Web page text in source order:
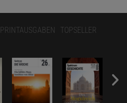
PRINTAUSGABEN TOPSELLER